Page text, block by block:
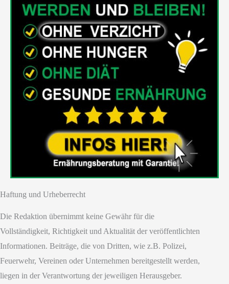
Haftung und Urheberrecht
Die Redaktion übernimmt keine Gewähr für die
Vollständigkeit, Richtigkeit und Aktualität der veröffentlichten
Informationen. Beiträge, die von Dritten, wie z.B. Polizei,
Feuerwehr, Vereinen oder Unternehmen bereitgestellt werden,
liegen in der Verantwortung der jeweiligen Herausgeber.